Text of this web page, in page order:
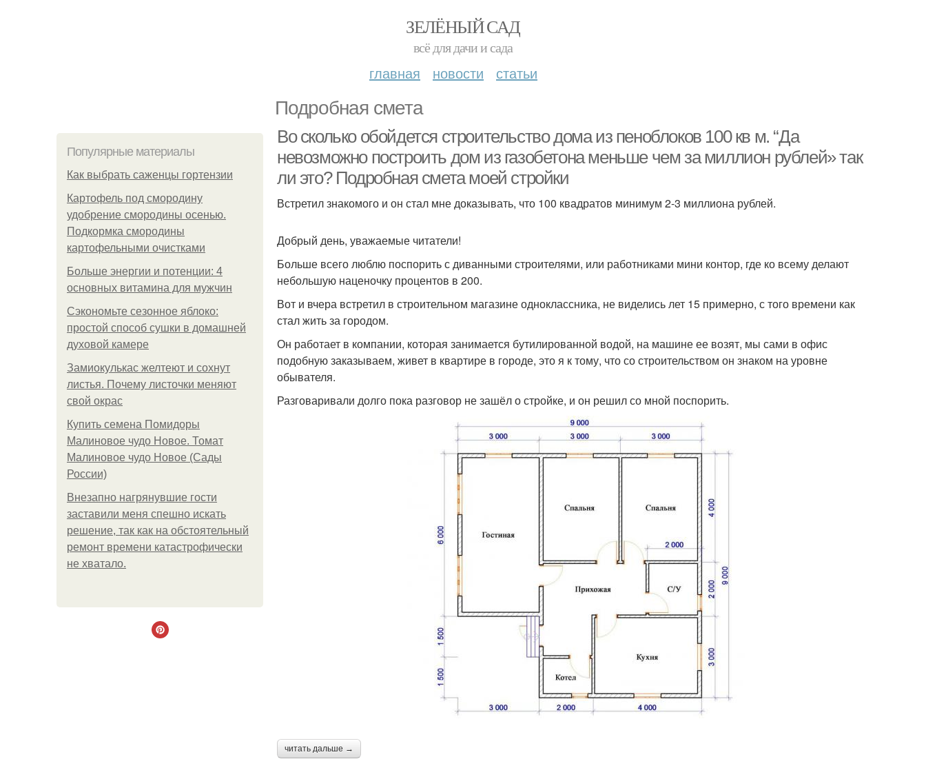
ЗЕЛЁНЫЙ САД
всё для дачи и сада
главная новости статьи
Подробная смета
Популярные материалы
Как выбрать саженцы гортензии
Картофель под смородину
удобрение смородины осенью.
Подкормка смородины
картофельными очистками
Больше энергии и потенции: 4
основных витамина для мужчин
Сэкономьте сезонное яблоко:
простой способ сушки в домашней
духовой камере
Замиокулькас желтеют и сохнут
листья. Почему листочки меняют
свой окрас
Купить семена Помидоры
Малиновое чудо Новое. Томат
Малиновое чудо Новое (Сады
России)
Внезапно нагрянувшие гости
заставили меня спешно искать
решение, так как на обстоятельный
ремонт времени катастрофически
не хватало.
Во сколько обойдется строительство дома из пеноблоков 100 кв м. “Да
невозможно построить дом из газобетона меньше чем за миллион рублей» так
ли это? Подробная смета моей стройки
Встретил знакомого и он стал мне доказывать, что 100 квадратов минимум 2-3 миллиона рублей.
Добрый день, уважаемые читатели!
Больше всего люблю поспорить с диванными строителями, или работниками мини контор, где ко всему делают
небольшую наценочку процентов в 200.
Вот и вчера встретил в строительном магазине одноклассника, не виделись лет 15 примерно, с того времени как
стал жить за городом.
Он работает в компании, которая занимается бутилированной водой, на машине ее возят, мы сами в офис
подобную заказываем, живет в квартире в городе, это я к тому, что со строительством он знаком на уровне
обывателя.
Разговаривали долго пока разговор не зашёл о стройке, и он решил со мной поспорить.
читать дальше →